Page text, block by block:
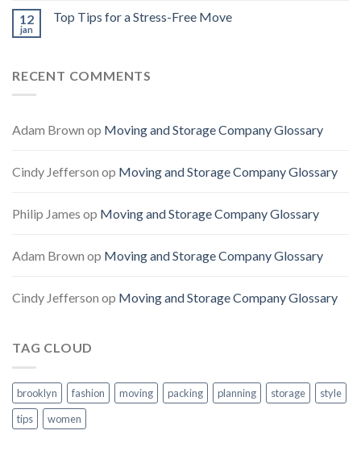
12
jan
Top Tips for a Stress-Free Move
RECENT COMMENTS
Adam Brown op Moving and Storage Company Glossary
Cindy Jefferson op Moving and Storage Company Glossary
Philip James op Moving and Storage Company Glossary
Adam Brown op Moving and Storage Company Glossary
Cindy Jefferson op Moving and Storage Company Glossary
TAG CLOUD
brooklyn fashion moving packing planning storage
style
tips
women